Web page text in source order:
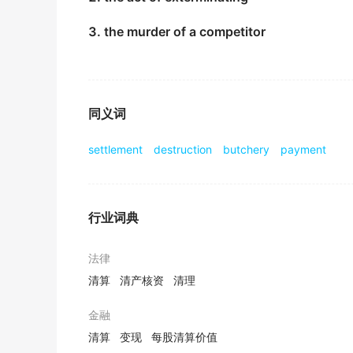
西蒙的生意遇到经济困难已有一段时间,我想他即将进
期刊摘选
After the strike ended, the creditors said
As such it is beneficial to know about the
正因为如此,能够了解关于公司在资不抵债的情况下清
期刊摘选
3. the murder of a competitor
同义词
settlement destruction butchery payment
行业词典
法律
清算
清产核资 清理
金融
清算
变现 每股清算价值